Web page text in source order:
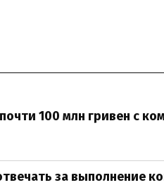
100 млн гривен с
за выполнение